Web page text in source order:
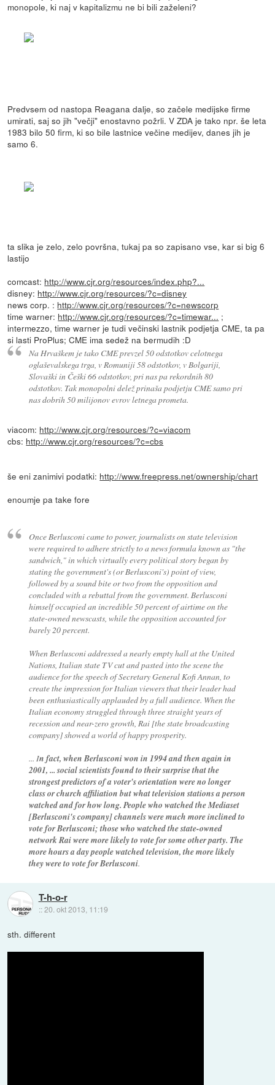
monopole, ki naj v kapitalizmu ne bi bili zaželeni?
Predvsem od nastopa Reagana dalje, so začele medijske firme
umirati, saj so jih "večji" enostavno požrli. V ZDA je tako npr. še leta
1983 bilo 50 firm, ki so bile lastnice večine medijev, danes jih je
samo 6.
ta slika je zelo, zelo površna, tukaj pa so zapisano vse, kar si big 6
lastijo
comcast: http://www.cjr.org/resources/index.php?...
disney: http://www.cjr.org/resources/?c=disney
news corp. : http://www.cjr.org/resources/?c=newscorp
time warner: http://www.cjr.org/resources/?c=timewar... ;
intermezzo, time warner je tudi večinski lastnik podjetja CME, ta pa
si lasti ProPlus; CME ima sedež na bermudih :D
Na Hrvaškem je tako CME prevzel 50 odstotkov celotnega
oglaševalskega trga, v Romuniji 58 odstotkov, v Bolgariji,
Slovaški in Češki 66 odstotkov, pri nas pa rekordnih 80
odstotkov. Tak monopolni delež prinaša podjetju CME samo pri
nas dobrih 50 milijonov evrov letnega prometa.
viacom: http://www.cjr.org/resources/?c=viacom
cbs: http://www.cjr.org/resources/?c=cbs
še eni zanimivi podatki: http://www.freepress.net/ownership/chart
enoumje pa take fore
Once Berlusconi came to power, journalists on state television
were required to adhere strictly to a news formula known as "the
sandwich," in which virtually every political story began by
stating the government's (or Berlusconi's) point of view,
followed by a sound bite or two from the opposition and
concluded with a rebuttal from the government. Berlusconi
himself occupied an incredible 50 percent of airtime on the
state-owned newscasts, while the opposition accounted for
barely 20 percent.
When Berlusconi addressed a nearly empty hall at the United
Nations, Italian state TV cut and pasted into the scene the
audience for the speech of Secretary General Kofi Annan, to
create the impression for Italian viewers that their leader had
been enthusiastically applauded by a full audience. When the
Italian economy struggled through three straight years of
recession and near-zero growth, Rai [the state broadcasting
company] showed a world of happy prosperity.
... In fact, when Berlusconi won in 1994 and then again in
2001, ... social scientists found to their surprise that the
strongest predictors of a voter's orientation were no longer
class or church affiliation but what television stations a person
watched and for how long. People who watched the Mediaset
[Berlusconi's company] channels were much more inclined to
vote for Berlusconi; those who watched the state-owned
network Rai were more likely to vote for some other party. The
more hours a day people watched television, the more likely
they were to vote for Berlusconi.
T-h-o-r
::20. okt 2013, 11:19
sth. different